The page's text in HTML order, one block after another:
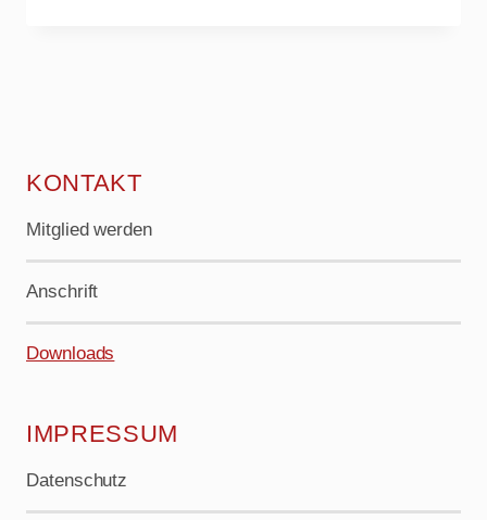
KONTAKT
Mitglied werden
Anschrift
Downloads
IMPRESSUM
Datenschutz